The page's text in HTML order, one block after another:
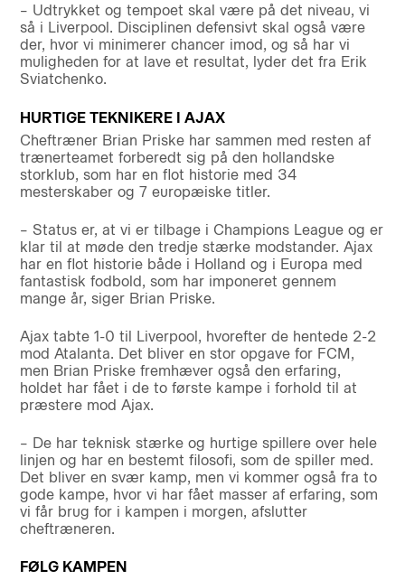
– Udtrykket og tempoet skal være på det niveau, vi
så i Liverpool. Disciplinen defensivt skal også være
der, hvor vi minimerer chancer imod, og så har vi
muligheden for at lave et resultat, lyder det fra Erik
Sviatchenko.
HURTIGE TEKNIKERE I AJAX
Cheftræner Brian Priske har sammen med resten af
trænerteamet forberedt sig på den hollandske
storklub, som har en flot historie med 34
mesterskaber og 7 europæiske titler.
– Status er, at vi er tilbage i Champions League og er
klar til at møde den tredje stærke modstander. Ajax
har en flot historie både i Holland og i Europa med
fantastisk fodbold, som har imponeret gennem
mange år, siger Brian Priske.
Ajax tabte 1-0 til Liverpool, hvorefter de hentede 2-2
mod Atalanta. Det bliver en stor opgave for FCM,
men Brian Priske fremhæver også den erfaring,
holdet har fået i de to første kampe i forhold til at
præstere mod Ajax.
– De har teknisk stærke og hurtige spillere over hele
linjen og har en bestemt filosofi, som de spiller med.
Det bliver en svær kamp, men vi kommer også fra to
gode kampe, hvor vi har fået masser af erfaring, som
vi får brug for i kampen i morgen, afslutter
cheftræneren.
FØLG KAMPEN